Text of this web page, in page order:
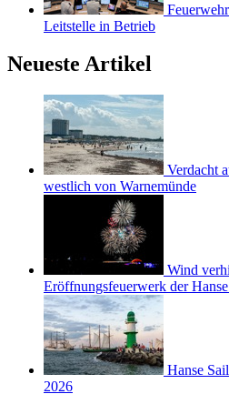
Leitstelle in Betrieb
Neueste Artikel
Verdacht
westlich von Warnemünde
Wind
Eröffnungsfeuerwerk der
Hanse
2026